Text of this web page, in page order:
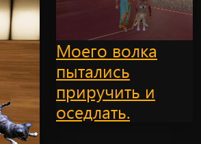
Моего волка
пытались
приручить и
оседлать.